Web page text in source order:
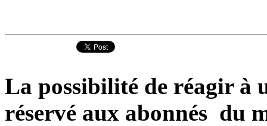
La possibilité de réagir à
réservé aux abonnés du